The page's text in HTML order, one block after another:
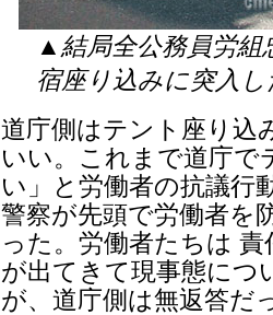
▲結局全公務員労組
宿座り込みに突入
道庁側はテント座り込
いい。これまで道庁で
い」と労働者の抗議行
警察が先頭で労働者を
った。労働者たちは
が出てきて現事態につ
が、道庁側は無返答だ